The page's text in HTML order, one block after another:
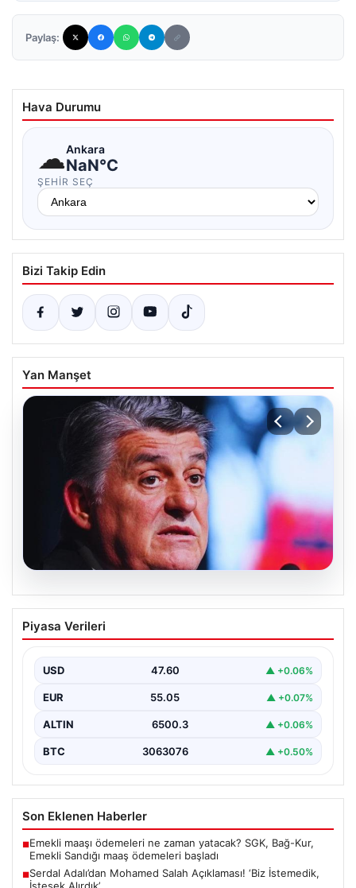
Paylaş:
Hava Durumu
☁Ankara
NaN°C
ŞEHIR SEÇ
Bizi Takip Edin
Yan Manşet
05.08.2026
Serdal Adalı’dan Mohamed Salah
Açıklaması! ‘Biz İstemedik, İstesek
Beşiktaş Başkanı Serdal Adalı, futbol dünyasında sıkça
önemli…
Piyasa Verileri
USD 47.60 ▲ +0.06%
EUR 55.05 ▲ +0.07%
ALTIN 6500.3 ▲ +0.06%
BTC 3063076 ▲ +0.50%
Son Eklenen Haberler
■Emekli maaşı ödemeleri ne zaman yatacak? SGK, Bağ-Kur,
Emekli Sandığı maaş ödemeleri başladı
■Serdal Adalı’dan Mohamed Salah Açıklaması! ‘Biz İstemedik,